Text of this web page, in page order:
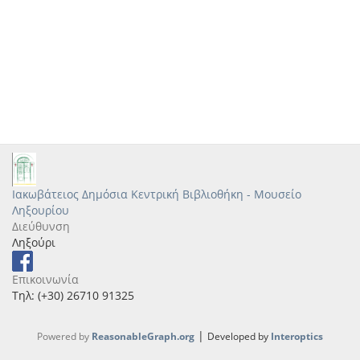
Ιακωβάτειος Δημόσια Κεντρική Βιβλιοθήκη - Μουσείο
Ληξουρίου
Διεύθυνση
Ληξούρι
Επικοινωνία
Τηλ: (+30) 26710 91325
Powered by ReasonableGraph.org | Developed by Interoptics